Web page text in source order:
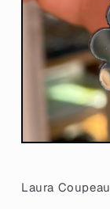
Ouvrir
1
dans
Laura Coupeau